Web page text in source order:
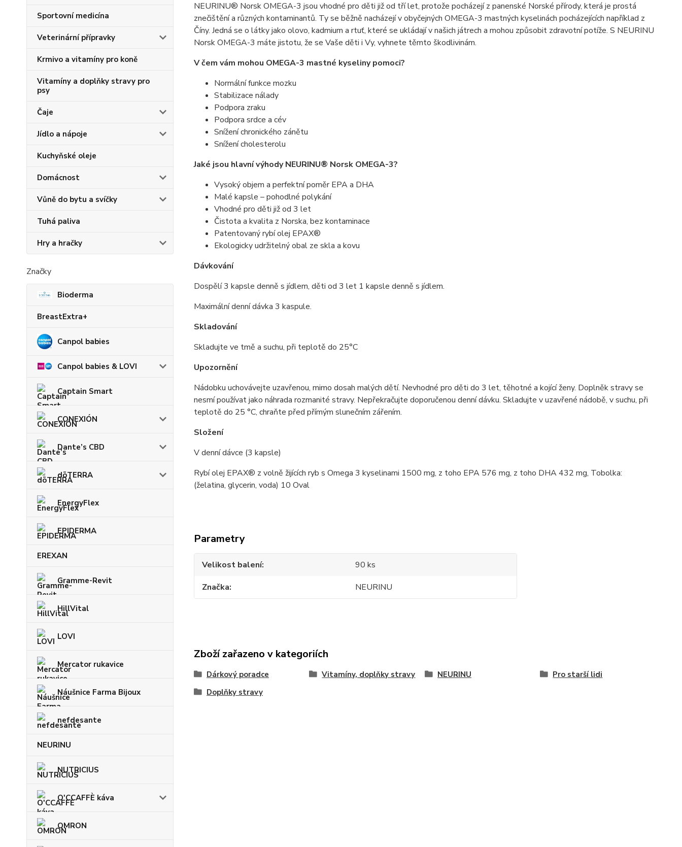
Sportovní medicína
Veterinární přípravky
Krmivo a vitamíny pro koně
Vitamíny a doplňky stravy pro
psy
Čaje
Jídlo a nápoje
Kuchyňské oleje
Domácnost
Vůně do bytu a svíčky
Tuhá paliva
Hry a hračky
Značky
Bioderma
BreastExtra+
Canpol babies
Canpol babies & LOVI
Captain Smart
CONEXIÓN
Dante’s CBD
dōTERRA
EnergyFlex
EPIDERMA
EREXAN
Gramme-Revit
HillVital
LOVI
Mercator rukavice
Náušnice Farma Bijoux
nefdesante
NEURINU
NUTRICIUS
O'CCAFFÈ káva
OMRON
NEURINU® Norsk OMEGA-3 jsou vhodné pro děti již od tří let, protože pocházejí z panenské Norské přírody, která je prostá
znečištění a různých kontaminantů. Ty se běžně nacházejí v obyčejných OMEGA-3 mastných kyselinách pocházejících například z
Číny. Jedná se o látky jako olovo, kadmium a rtuť, které se ukládají v našich játrech a mohou způsobit zdravotní potíže. S NEURINU
Norsk OMEGA-3 máte jistotu, že se Vaše děti i Vy, vyhnete těmto škodlivinám.
V čem vám mohou OMEGA-3 mastné kyseliny pomoci?
Normální funkce mozku
Stabilizace nálady
Podpora zraku
Podpora srdce a cév
Snížení chronického zánětu
Snížení cholesterolu
Jaké jsou hlavní výhody NEURINU® Norsk OMEGA-3?
Vysoký objem a perfektní poměr EPA a DHA
Malé kapsle – pohodlné polykání
Vhodné pro děti již od 3 let
Čistota a kvalita z Norska, bez kontaminace
Patentovaný rybí olej EPAX®
Ekologicky udržitelný obal ze skla a kovu
Dávkování
Dospělí 3 kapsle denně s jídlem, děti od 3 let 1 kapsle denně s jídlem.
Maximální denní dávka 3 kaspule.
Skladování
Skladujte ve tmě a suchu, při teplotě do 25°C
Upozornění
Nádobku uchovávejte uzavřenou, mimo dosah malých dětí. Nevhodné pro děti do 3 let, těhotné a kojící ženy. Doplněk stravy se
nesmí používat jako náhrada rozmanité stravy. Nepřekračujte doporučenou denní dávku. Skladujte v uzavřené nádobě, v suchu, při
teplotě do 25 °C, chraňte před přímým slunečním zářením.
Složení
V denní dávce (3 kapsle)
Rybí olej EPAX® z volně žijících ryb s Omega 3 kyselinami 1500 mg, z toho EPA 576 mg, z toho DHA 432 mg, Tobolka:
(želatina, glycerin, voda) 10 Oval
Parametry
Velikost balení
90 ks
Značka
NEURINU
Zboží zařazeno v kategoriích
Dárkový poradce Vitamíny, doplňky stravy NEURINU
Pro starší lidi
Doplňky stravy